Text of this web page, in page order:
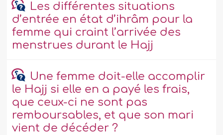
Les différentes situations
d’entrée en état d’ihrâm pour la
femme qui craint l’arrivée des
menstrues durant le Hajj
Une femme doit-elle accomplir
le Hajj si elle en a payé les frais,
que ceux-ci ne sont pas
remboursables, et que son mari
vient de décéder ?